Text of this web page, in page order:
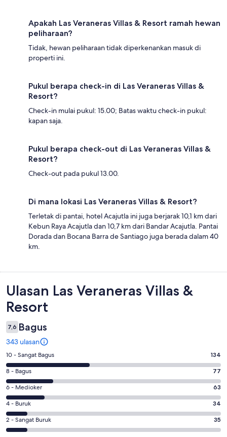
Apakah Las Veraneras Villas & Resort ramah hewan
peliharaan?
Tidak, hewan peliharaan tidak diperkenankan masuk di
properti ini.
Pukul berapa check-in di Las Veraneras Villas &
Resort?
Check-in mulai pukul: 15.00; Batas waktu check-in pukul:
kapan saja.
Pukul berapa check-out di Las Veraneras Villas &
Resort?
Check-out pada pukul 13.00.
Di mana lokasi Las Veraneras Villas & Resort?
Terletak di pantai, hotel Acajutla ini juga berjarak 10,1 km dari
Kebun Raya Acajutla dan 10,7 km dari Bandar Acajutla. Pantai
Dorada dan Bocana Barra de Santiago juga berada dalam 40
km.
Ulasan
Ulasan Las Veraneras Villas &
Resort
7,6 Bagus
343 ulasan
Penilaian
10
-
Sangat
Bagus.
134
dari
343
10 - Sangat Bagus 134
Penilaian
8
-
Bagus.
77
dari
8 - Bagus 77
Penilaian
6
-
Medioker.
63
6 - Medioker 63
Penilaian
4
-
4 - Buruk 34
Penilaian
2
2 - Sangat Buruk 35